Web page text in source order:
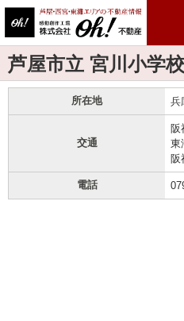
芦屋市立 宮川小学校
所在地 兵
交通
阪
東
阪
電話